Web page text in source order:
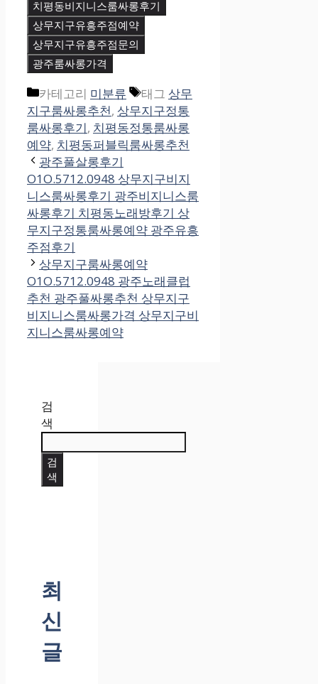
치평동비지니스룸싸롱후기
상무지구유흥주점예약
상무지구유흥주점문의
광주룸싸롱가격
카테고리 미분류 태그 상무
지구룸싸롱추천, 상무지구정통
룸싸롱후기, 치평동정통룸싸롱
예약, 치평동퍼블릭룸싸롱추천
광주풀살롱후기
O1O.5712.0948 상무지구비지
니스룸싸롱후기 광주비지니스룸
싸롱후기 치평동노래방후기 상
무지구정통룸싸롱예약 광주유흥
주점후기
상무지구룸싸롱예약
O1O.5712.0948 광주노래클럽
추천 광주풀싸롱추천 상무지구
비지니스룸싸롱가격 상무지구비
지니스룸싸롱예약
검
색
검
색
최
신
글